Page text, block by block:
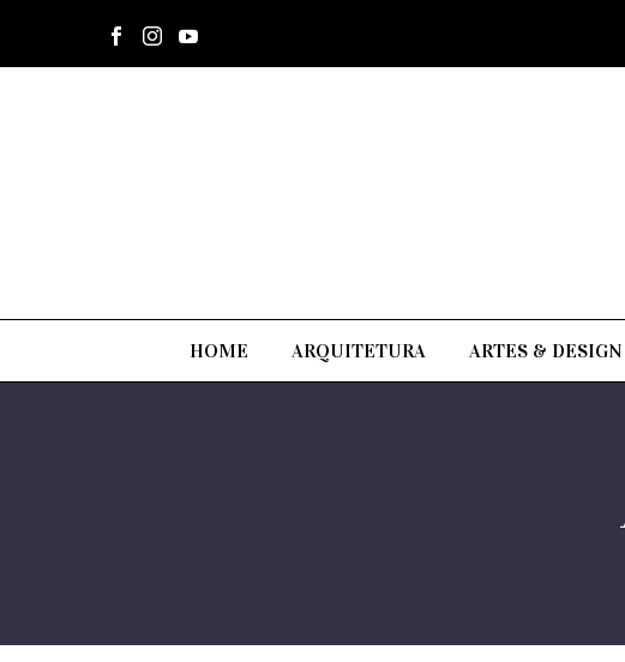
HOME ARQUITETURA ARTES & DESIGN